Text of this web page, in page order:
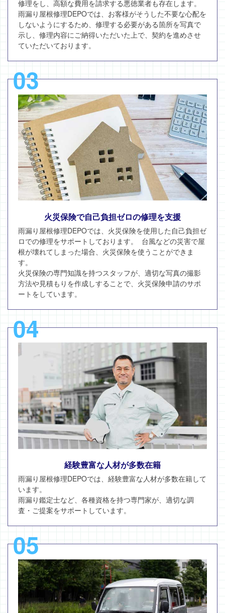
修理をし、高額な費用を請求する悪徳業者も存在します。
雨漏り屋根修理DEPOでは、お客様がそうした不要な心配を
しないようにするため、修理する必要がある箇所を写真で
示し、修理内容にご納得いただいた上で、契約を進めさせ
ていただいております。
03
火災保険で自己負担ゼロの修理を支援
雨漏り屋根修理DEPOでは、火災保険を使用した自己負担ゼ
ロでの修理をサポートしております。 台風などの災害で屋
根が壊れてしまった場合、火災保険を使うことができま
す。
火災保険の専門知識を持つスタッフが、適切な写真の撮影
方法や見積もりを作成しすることで、火災保険申請のサポ
ートをしています。
04
経験豊富な人材が多数在籍
雨漏り屋根修理DEPOでは、経験豊富な人材が多数在籍して
います。
雨漏り鑑定士など、各種資格を持つ専門家が、適切な調
査・ご提案をサポートしています。
05